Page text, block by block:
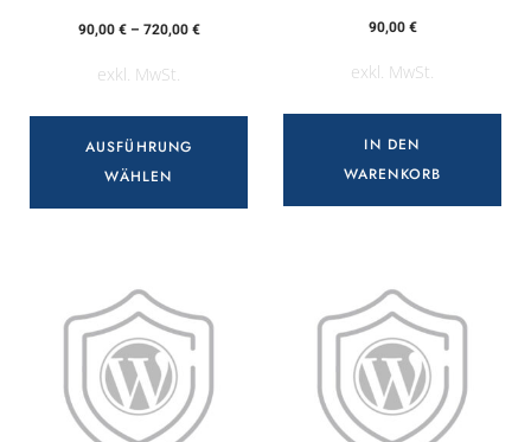
90,00€– 720,00€
exkl. MwSt.
AUSFÜHRUNG
WÄHLEN
90,00€
exkl. MwSt.
IN DEN
WARENKORB